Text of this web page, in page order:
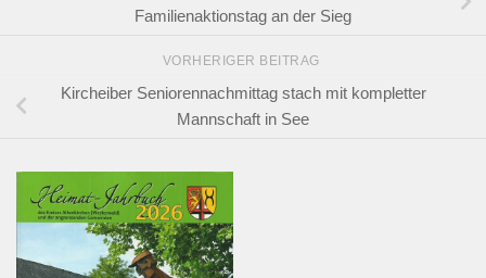
Familienaktionstag an der Sieg
VORHERIGER BEITRAG
Kircheiber Seniorennachmittag stach mit kompletter
Mannschaft in See